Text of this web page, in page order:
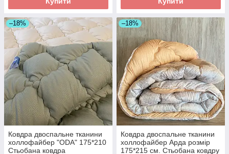
–18%
Ковдра двоспальне тканини
холлофайбер "ODA" 175*210
Стьобана ковдра
–18%
Ковдра двоспальне тканини
холлофайбер Арда розмір
175*215 см. Стьобана ковдру